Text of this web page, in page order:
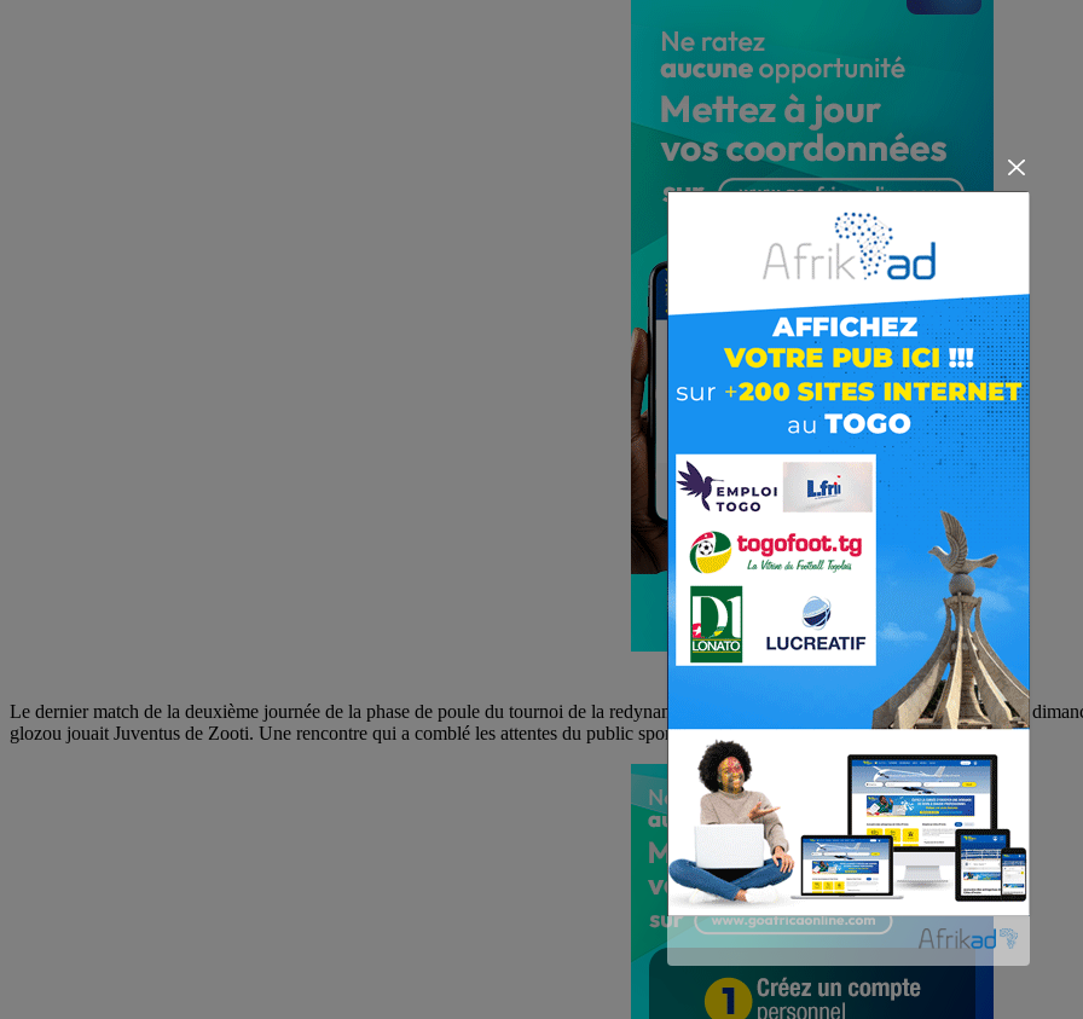
Le dernier match de la deuxième journée de la phase de poule du tournoi de la redynamisation trophée Antoine Sedjro a été disputé ce
glozou jouait Juventus de Zooti. Une rencontre qui a comblé les attentes du public sportif.